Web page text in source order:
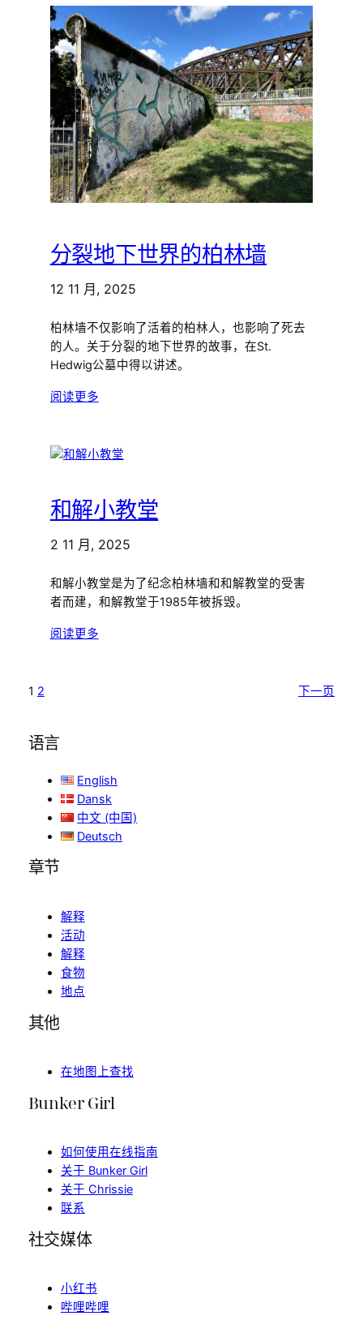
分裂地下世界的柏林墙
12 11 月, 2025
柏林墙不仅影响了活着的柏林人，也影响了死去
的人。关于分裂的地下世界的故事，在St.
Hedwig公墓中得以讲述。
阅读更多
和解小教堂
2 11 月, 2025
和解小教堂是为了纪念柏林墙和和解教堂的受害
者而建，和解教堂于1985年被拆毁。
阅读更多
1 2 下一页
语言
English
Dansk
中文 (中国)
Deutsch
章节
解释
活动
解释
食物
地点
其他
在地图上查找
Bunker Girl
如何使用在线指南
关于 Bunker Girl
关于 Chrissie
联系
社交媒体
小红书
哔哩哔哩